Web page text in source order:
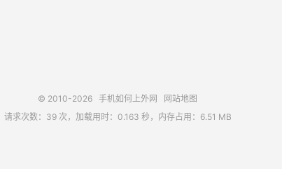
© 2010-2026 手机如何上外网
网站地图
请求次数：39 次，加载用时：0.163 秒，内存占用：6.51 MB